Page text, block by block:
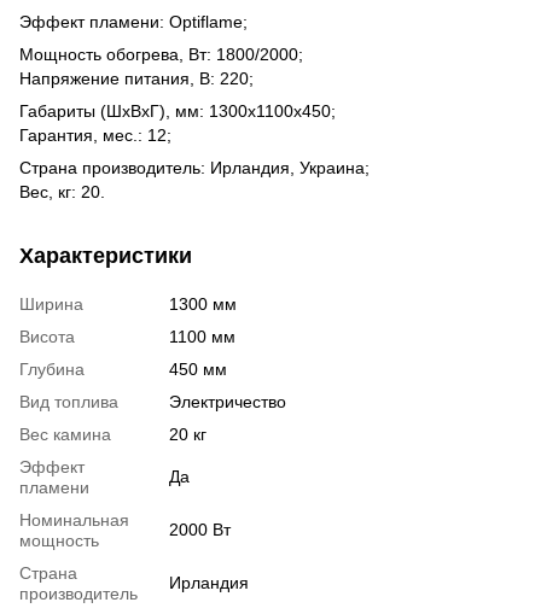
Эффект пламени: Optiflame;
Мощность обогрева, Вт: 1800/2000;
Напряжение питания, В: 220;
Габариты (ШхВхГ), мм: 1300х1100х450;
Гарантия, мес.: 12;
Страна производитель: Ирландия, Украина;
Вес, кг: 20.
Характеристики
Ширина
1300 мм
Висота
1100 мм
Глубина
450 мм
Вид топлива
Электричество
Вес камина
20 кг
Эффект
пламени
Да
Номинальная
мощность
2000 Вт
Страна
производитель
Ирландия